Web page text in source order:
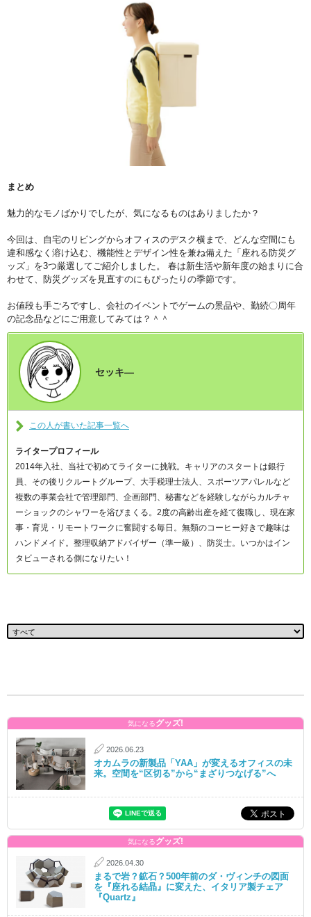
まとめ
魅力的なモノばかりでしたが、気になるものはありましたか？
今回は、自宅のリビングからオフィスのデスク横まで、どんな空間にも
違和感なく溶け込む、機能性とデザイン性を兼ね備えた「座れる防災グ
ッズ」を3つ厳選してご紹介しました。 春は新生活や新年度の始まりに合
わせて、防災グッズを見直すのにもぴったりの季節です。
お値段も手ごろですし、会社のイベントでゲームの景品や、勤続〇周年
の記念品などにご用意してみては？＾＾
セッキ―
この人が書いた記事一覧へ
ライタープロフィール
2014年入社、当社で初めてライターに挑戦。キャリアのスタートは銀行
員、その後リクルートグループ、大手税理士法人、スポーツアパレルなど
複数の事業会社で管理部門、企画部門、秘書などを経験しながらカルチャ
ーショックのシャワーを浴びまくる。2度の高齢出産を経て復職し、現在家
事・育児・リモートワークに奮闘する毎日。無類のコーヒー好きで趣味は
ハンドメイド。整理収納アドバイザー（準一級）、防災士。いつかはイン
タビューされる側になりたい！
気になるグッズ!
2026.06.23
オカムラの新製品「YAA」が変えるオフィスの未
来。空間を“区切る”から“まざりつなげる”へ
気になるグッズ!
2026.04.30
まるで岩？鉱石？500年前のダ・ヴィンチの図面
を『座れる結晶』に変えた、イタリア製チェア
『Quartz』